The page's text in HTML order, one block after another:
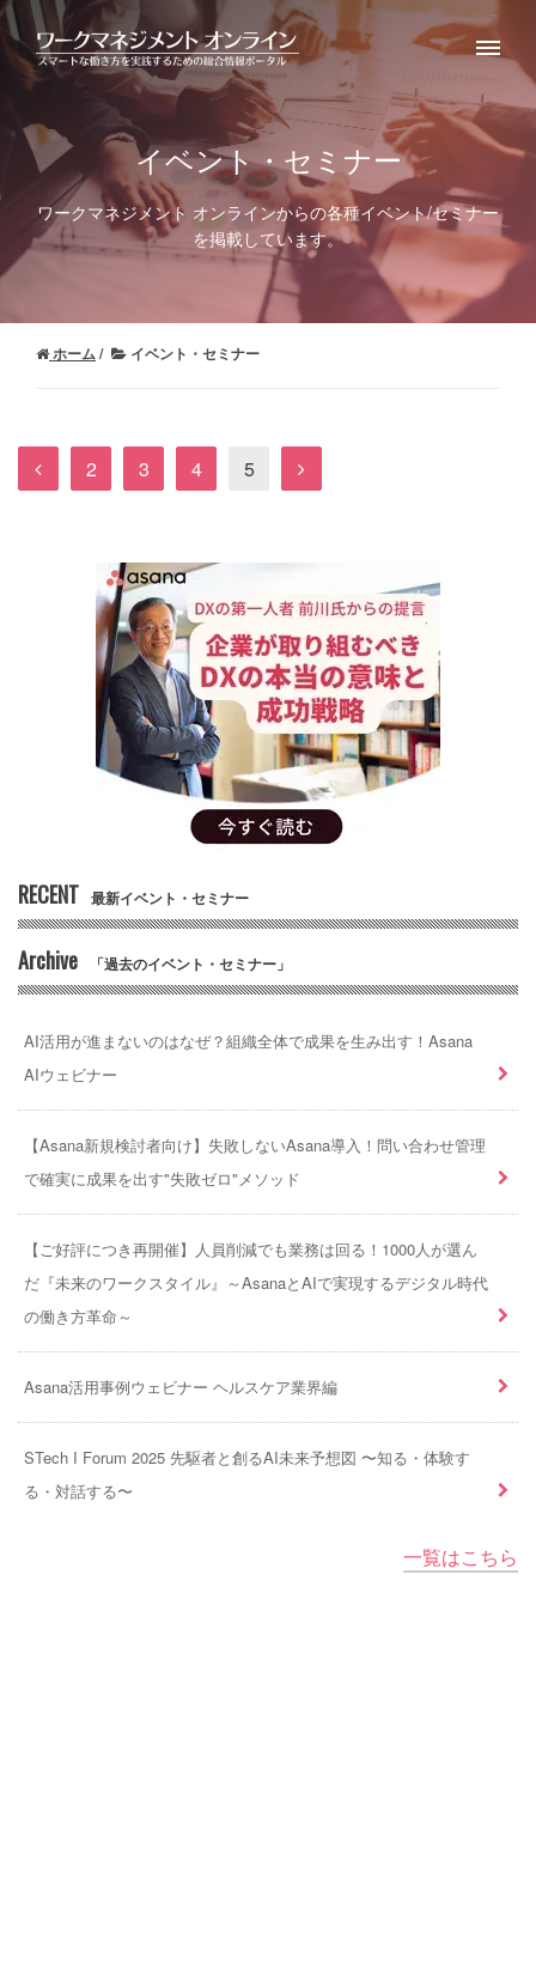
イベント・セミナー
ワークマネジメント オンラインからの各種イベント/セミナー
を掲載しています。
ホーム イベント・セミナー
2 3 4 5
RECENT 最新イベント・セミナー
Archive 「過去のイベント・セミナー」
AI活用が進まないのはなぜ？組織全体で成果を生み出す！Asana
AIウェビナー
【Asana新規検討者向け】失敗しないAsana導入！問い合わせ管理
で確実に成果を出す"失敗ゼロ"メソッド
【ご好評につき再開催】人員削減でも業務は回る！1000人が選ん
だ『未来のワークスタイル』～AsanaとAIで実現するデジタル時代
の働き方革命～
Asana活用事例ウェビナー ヘルスケア業界編
STech I Forum 2025 先駆者と創るAI未来予想図 〜知る・体験す
る・対話する〜
一覧はこちら